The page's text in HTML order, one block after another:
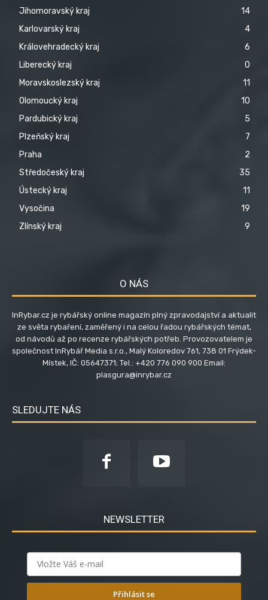
Jihomoravský kraj
14
Karlovarský kraj
4
Královehradecký kraj
6
Liberecký kraj
0
Moravskoslezský kraj
11
Olomoucký kraj
10
Pardubický kraj
5
Plzeňský kraj
7
Praha
2
Středočeský kraj
35
Ústecký kraj
11
Vysočina
19
Zlínský kraj
9
O NÁS
InRybar.cz je rybářský online magazín plný zpravodajství a aktualit
ze světa rybaření, zaměřený i na celou řadou rybářských témat,
od návodů až po recenze rybářských potřeb. Provozovatelem je
společnost InRybář Media s.r.o., Malý Koloredov 761, 738 01 Frýdek-
Místek, IČ: 05647371; Tel.: +420 776 090 900 Email:
plasgura@inrybar.cz
SLEDUJTE NÁS
NEWSLETTER
Přihlásit se